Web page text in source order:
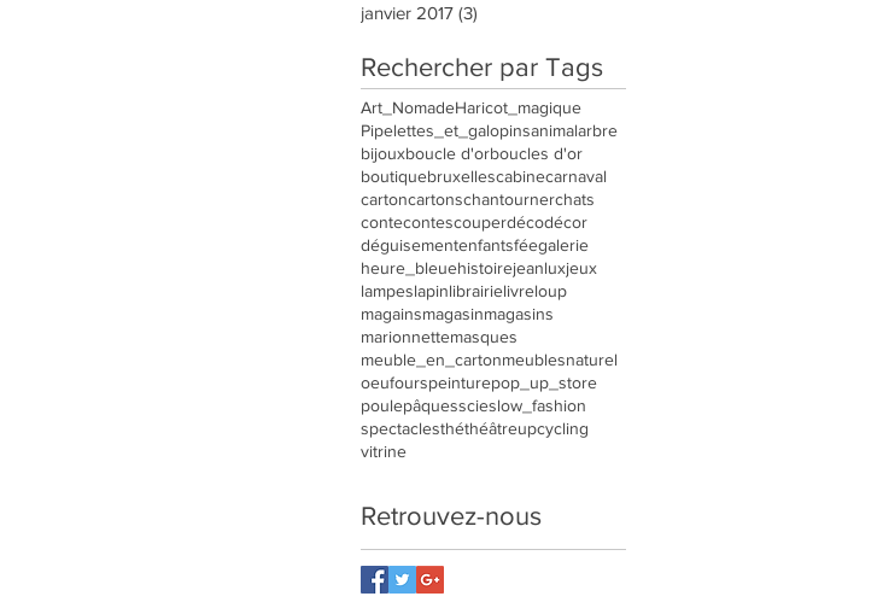
janvier 2017 (3)
Rechercher par Tags
Art_NomadeHaricot_magique
Pipelettes_et_galopinsanimalarbre
bijouxboucle d'orboucles d'or
boutiquebruxellescabinecarnaval
cartoncartonschantournerchats
contecontescouperdécodécor
déguisementenfantsféegalerie
heure_bleuehistoirejeanluxjeux
lampeslapinlibrairielivreloup
magainsmagasinmagasins
marionnettemasques
meuble_en_cartonmeublesnaturel
oeufourspeinturepop_up_store
poulepâquesscieslow_fashion
spectaclesthéthéâtreupcycling
vitrine
Retrouvez-nous